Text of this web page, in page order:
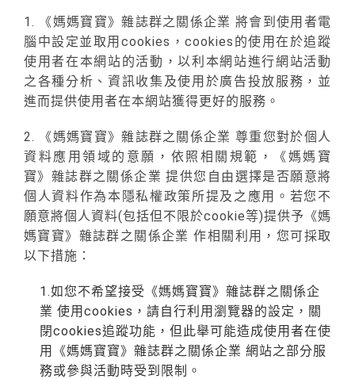
1. 《媽媽寶寶》雜誌群之關係企業 將會到使用者電
腦中設定並取用cookies，cookies的使用在於追蹤
使用者在本網站的活動，以利本網站進行網站活動
之各種分析、資訊收集及使用於廣告投放服務，並
進而提供使用者在本網站獲得更好的服務。
2. 《媽媽寶寶》雜誌群之關係企業 尊重您對於個人
資料應用領域的意願，依照相關規範，《媽媽寶
寶》雜誌群之關係企業 提供您自由選擇是否願意將
個人資料作為本隱私權政策所提及之應用。若您不
願意將個人資料(包括但不限於cookie等)提供予《媽
媽寶寶》雜誌群之關係企業 作相關利用，您可採取
以下措施：
1.如您不希望接受《媽媽寶寶》雜誌群之關係企
業 使用cookies，請自行利用瀏覽器的設定，關
閉cookies追蹤功能，但此舉可能造成使用者在使
用《媽媽寶寶》雜誌群之關係企業 網站之部分服
務或參與活動時受到限制。